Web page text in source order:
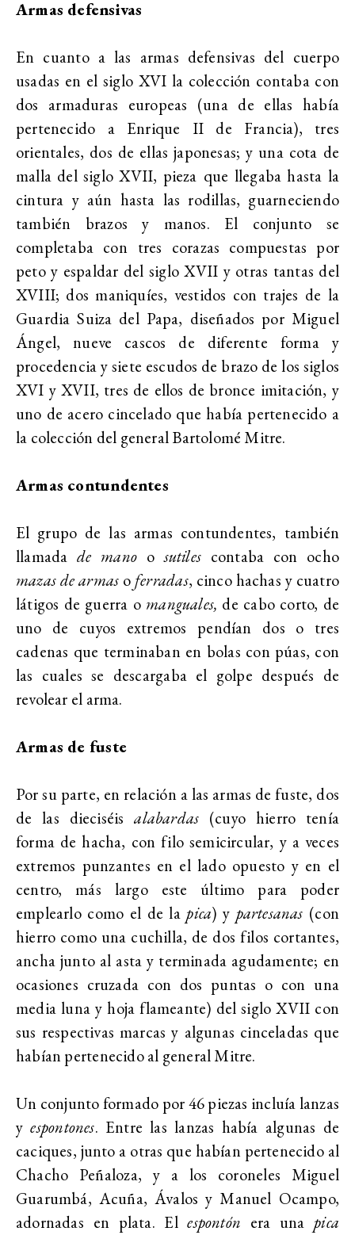
Armas defensivas
En cuanto a las armas defensivas del cuerpo
usadas en el siglo XVI la colección contaba con
dos armaduras europeas (una de ellas había
pertenecido a Enrique II de Francia), tres
orientales, dos de ellas japonesas; y una cota de
malla del siglo XVII, pieza que llegaba hasta la
cintura y aún hasta las rodillas, guarneciendo
también brazos y manos. El conjunto se
completaba con tres corazas compuestas por
peto y espaldar del siglo XVII y otras tantas del
XVIII; dos maniquíes, vestidos con trajes de la
Guardia Suiza del Papa, diseñados por Miguel
Ángel, nueve cascos de diferente forma y
procedencia y siete escudos de brazo de los siglos
XVI y XVII, tres de ellos de bronce imitación, y
uno de acero cincelado que había pertenecido a
la colección del general Bartolomé Mitre.
Armas contundentes
El grupo de las armas contundentes, también
llamadade mano osutiles contaba con ocho
mazas de armas o ferradas, cinco hachas y cuatro
látigos de guerra o manguales, de cabo corto, de
uno de cuyos extremos pendían dos o tres
cadenas que terminaban en bolas con púas, con
las cuales se descargaba el golpe después de
revolear el arma.
Armas de fuste
Por su parte, en relación a las armas de fuste, dos
de las dieciséisalabardas (cuyo hierro tenía
forma de hacha, con filo semicircular, y a veces
extremos punzantes en el lado opuesto y en el
centro, más largo este último para poder
emplearlo como el de lapica) y partesanas (con
hierro como una cuchilla, de dos filos cortantes,
ancha junto al asta y terminada agudamente; en
ocasiones cruzada con dos puntas o con una
media luna y hoja flameante) del siglo XVII con
sus respectivas marcas y algunas cinceladas que
habían pertenecido al general Mitre.
Un conjunto formado por 46 piezas incluía lanzas
yespontones. Entre las lanzas había algunas de
caciques, junto a otras que habían pertenecido al
Chacho Peñaloza, y a los coroneles Miguel
Guarumbá, Acuña, Ávalos y Manuel Ocampo,
adornadas en plata. Elespontón era unapica